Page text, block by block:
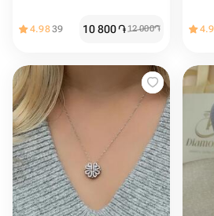
4.9839 10 800֏12 000֏